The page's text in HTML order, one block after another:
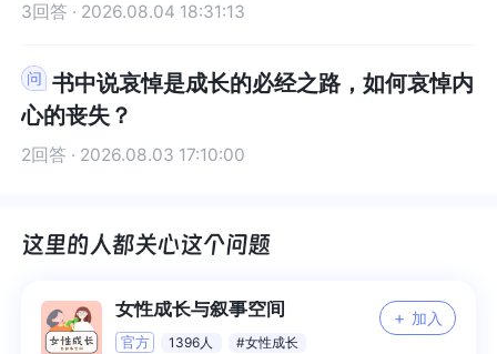
3回答 · 2026.08.04 18:31:13
书中说哀悼是成长的必经之路，如何哀悼内
心的丧失？
2回答 · 2026.08.03 17:10:00
女性成长与叙事空间
官方 1396人 #女性成长
+ 加入